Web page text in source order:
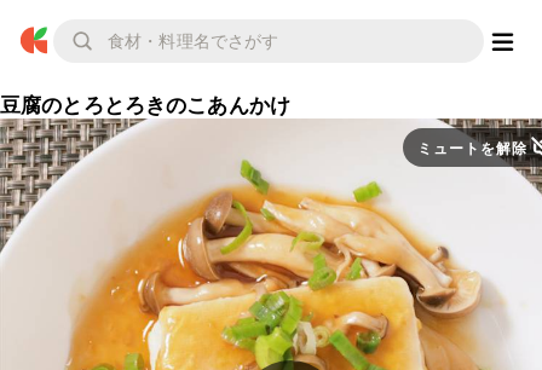
豆腐のとろとろきのこあんかけ
ミュートを解除